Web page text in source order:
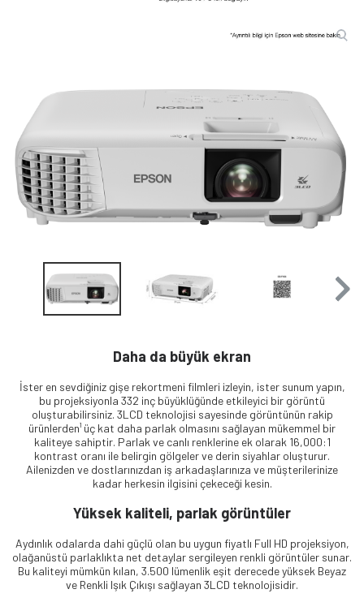
Daha da büyük ekran
İster en sevdiğiniz gişe rekortmeni filmleri izleyin, ister sunum yapın,
bu projeksiyonla 332 inç büyüklüğünde etkileyici bir görüntü
oluşturabilirsiniz. 3LCD teknolojisi sayesinde görüntünün rakip
ürünlerden¹ üç kat daha parlak olmasını sağlayan mükemmel bir
kaliteye sahiptir. Parlak ve canlı renklerine ek olarak 16,000:1
kontrast oranı ile belirgin gölgeler ve derin siyahlar oluşturur.
Ailenizden ve dostlarınızdan iş arkadaşlarınıza ve müşterilerinize
kadar herkesin ilgisini çekeceği kesin.
Yüksek kaliteli, parlak görüntüler
Aydınlık odalarda dahi güçlü olan bu uygun fiyatlı Full HD projeksiyon,
olağanüstü parlaklıkta net detaylar sergileyen renkli görüntüler sunar.
Bu kaliteyi mümkün kılan, 3.500 lümenlik eşit derecede yüksek Beyaz
ve Renkli Işık Çıkışı sağlayan 3LCD teknolojisidir.